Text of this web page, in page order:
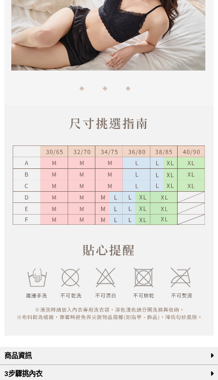
商品資訊
3步驟挑內衣